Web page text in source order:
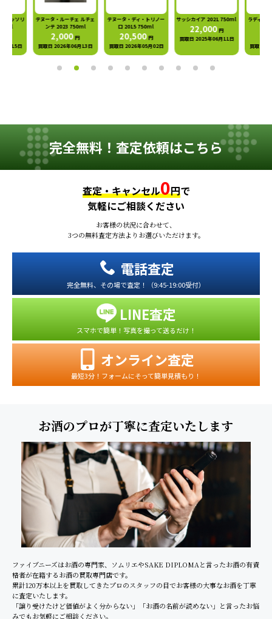
ソリ
テヌータ・ルーチェ ルチェ
ンテ 2023 750ml
2,000 円
買取日 2026年06月13日
テヌータ・ディ・トリノー
ロ 2015 750ml
20,500 円
買取日 2026年05月02日
サッシカイア 2021 750ml
22,000 円
買取日 2025年06月11日
ラディコン メ
買取日 2025
完全無料！査定依頼はこちら
査定・キャンセル0円で
気軽にご相談ください
お客様の状況に合わせて、
3つの無料査定方法よりお選びいただけます。
電話査定
完全無料、その場で査定！（9:45-19:00受付）
LINE査定
スマホで簡単！写真を撮って送るだけ！
オンライン査定
最短3分！フォームにそって簡単見積もり！
お酒のプロが丁寧に査定いたします
ファイブニーズはお酒の専門家、ソムリエやSAKE DIPLOMAと言ったお酒の有資
格者が在籍するお酒の買取専門店です。
累計120万本以上を買取してきたプロのスタッフの目でお客様の大事なお酒を丁寧
に査定いたします。
「譲り受けたけど価値がよく分からない」「お酒の名前が読めない」と言ったお悩
みでもお気軽にご相談ください。